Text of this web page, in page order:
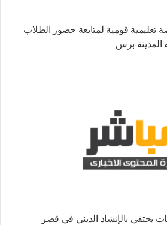
تعليمية قومية لمتابعة حضور الطلاب
المدينة برس
يحتفي بالإنشاد الديني في قصر